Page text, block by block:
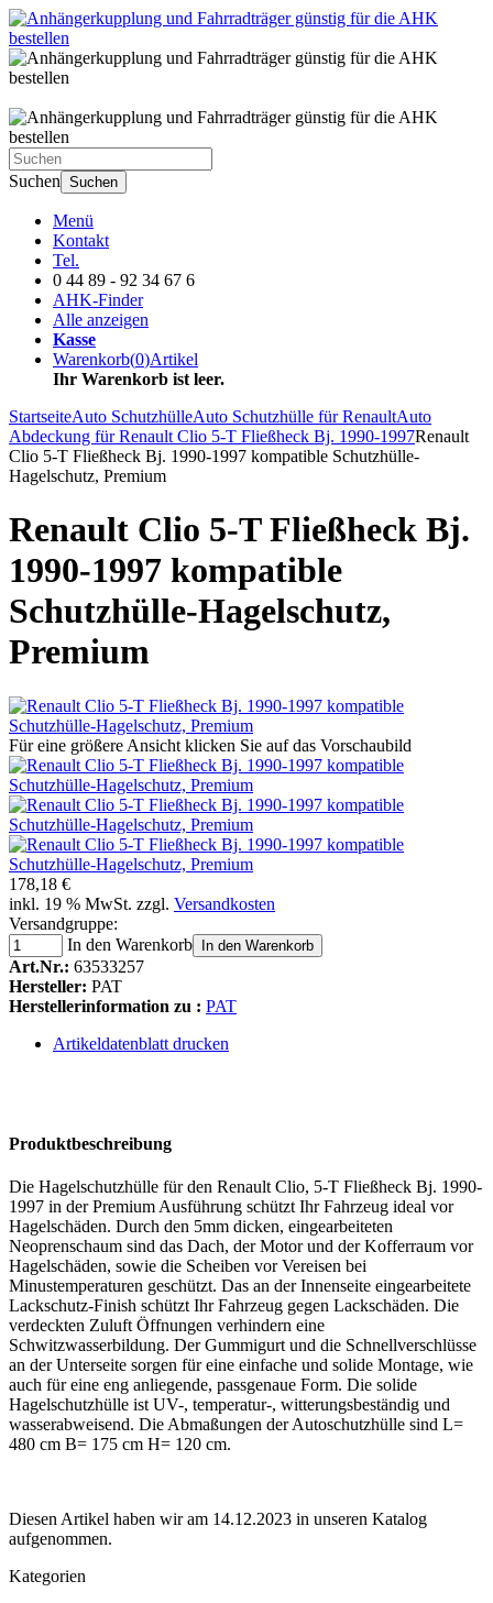
Suchen Suchen
Menü
Kontakt
Tel.
0 44 89 - 92 34 67 6
AHK-Finder
Alle anzeigen
Kasse
Warenkorb(0)Artikel
Ihr Warenkorb ist leer.
StartseiteAuto SchutzhülleAuto Schutzhülle für RenaultAuto
Abdeckung für Renault Clio 5-T Fließheck Bj. 1990-1997Renault
Clio 5-T Fließheck Bj. 1990-1997 kompatible Schutzhülle-
Hagelschutz, Premium
Renault Clio 5-T Fließheck Bj.
1990-1997 kompatible
Schutzhülle-Hagelschutz,
Premium
Für eine größere Ansicht klicken Sie auf das Vorschaubild
178,18 €
inkl. 19 % MwSt. zzgl. Versandkosten
Versandgruppe:
In den Warenkorb
In den Warenkorb
Art.Nr.: 63533257
Hersteller: PAT
Herstellerinformation zu : PAT
Artikeldatenblatt drucken
Produktbeschreibung
Die Hagelschutzhülle für den Renault Clio, 5-T Fließheck Bj. 1990-
1997 in der Premium Ausführung schützt Ihr Fahrzeug ideal vor
Hagelschäden. Durch den 5mm dicken, eingearbeiteten
Neoprenschaum sind das Dach, der Motor und der Kofferraum vor
Hagelschäden, sowie die Scheiben vor Vereisen bei
Minustemperaturen geschützt. Das an der Innenseite eingearbeitete
Lackschutz-Finish schützt Ihr Fahrzeug gegen Lackschäden. Die
verdeckten Zuluft Öffnungen verhindern eine
Schwitzwasserbildung. Der Gummigurt und die Schnellverschlüsse
an der Unterseite sorgen für eine einfache und solide Montage, wie
auch für eine eng anliegende, passgenaue Form. Die solide
Hagelschutzhülle ist UV-, temperatur-, witterungsbeständig und
wasserabweisend. Die Abmaßungen der Autoschutzhülle sind L=
480 cm B= 175 cm H= 120 cm.
Diesen Artikel haben wir am 14.12.2023 in unseren Katalog
aufgenommen.
Kategorien